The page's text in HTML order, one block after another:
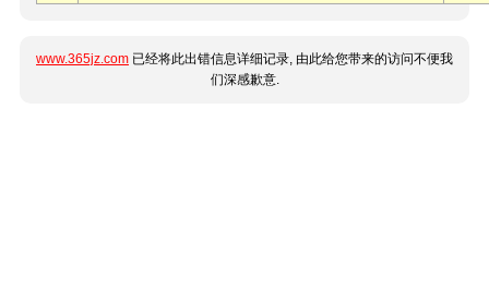
www.365jz.com 已经将此出错信息详细记录, 由此给您带来的访问不便我
们深感歉意.